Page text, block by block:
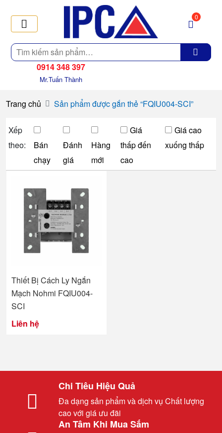
Tìm
kiếm
0
0914 348 397
Mr.Tuấn Thành
Trang chủ Sản phẩm được gắn thẻ “FQIU004-SCI”
Xếp
theo:
Bán
chạy
Đánh
giá
Hàng
mới
Giá
thấp đến
cao
Giá cao
xuống thấp
Thiết Bị Cách Ly Ngắn
Mạch Nohmi FQIU004-
SCI
Liên hệ
Chi Tiêu Hiệu Quả
Đa dạng sản phẩm và dịch vụ Chất lượng
cao với giá ưu đãi
An Tâm Khi Mua Sắm